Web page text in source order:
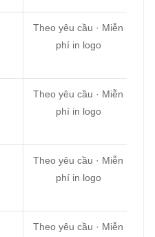
Theo yêu cầu · Miễn
phí in logo
Theo yêu cầu · Miễn
phí in logo
Theo yêu cầu · Miễn
phí in logo
Theo yêu cầu · Miễn